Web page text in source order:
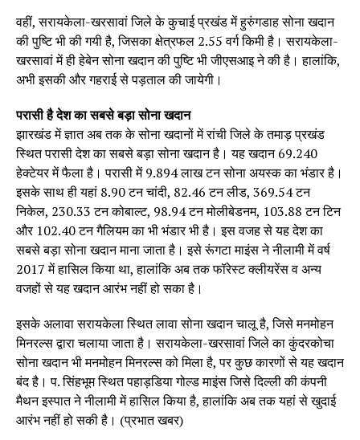
वहीं, सरायकेला-खरसावां जिले के कुचाई प्रखंड में हुरुंगडाह सोना खदान
की पुष्टि भी की गयी है, जिसका क्षेत्रफल 2.55 वर्ग किमी है। सरायकेला-
खरसावां में ही हेबेन सोना खदान की पुष्टि भी जीएसआइ ने की है। हालांकि,
अभी इसकी और गहराई से पड़ताल की जायेगी।
परासी है देश का सबसे बड़ा सोना खदान
झारखंड में ज्ञात अब तक के सोना खदानों में रांची जिले के तमाड़ प्रखंड
स्थित परासी देश का सबसे बड़ा सोना खदान है। यह खदान 69.240
हेक्टेयर में फैला है। परासी में 9.894 लाख टन सोना अयस्क का भंडार है।
इसके साथ ही यहां 8.90 टन चांदी, 82.46 टन लीड, 369.54 टन
निकेल, 230.33 टन कोबाल्ट, 98.94 टन मोलीबेडनम, 103.88 टन टिन
और 102.40 टन गैलियम का भी भंडार भी है। इस वजह से यह देश का
सबसे बड़ा सोना खदान माना जाता है। इसे रूंगटा माइंस ने नीलामी में वर्ष
2017 में हासिल किया था, हालांकि अब तक फॉरेस्ट क्लीयरेंस व अन्य
वजहों से यह खदान आरंभ नहीं हो सका है।
इसके अलावा सरायकेला स्थित लावा सोना खदान चालू है, जिसे मनमोहन
मिनरल्स द्वारा चलाया जाता है। सरायकेला-खरसावां जिले का कुंदरकोचा
सोना खदान भी मनमोहन मिनरल्स को मिला है, पर कुछ कारणों से यह खदान
बंद है। प. सिंहभूम स्थित पहाड़डिया गोल्ड माइंस जिसे दिल्ली की कंपनी
मैथन इस्पात ने नीलामी में हासिल किया है, हालांकि अब तक यहां से खुदाई
आरंभ नहीं हो सकी है। (प्रभात खबर)